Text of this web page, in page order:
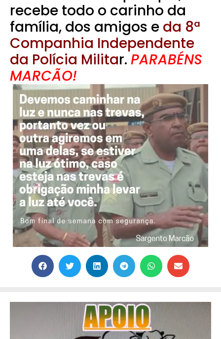
recebe todo o carinho da
família, dos amigos e da 8ª
Companhia Independente
da Polícia Militar. PARABÉNS
MARCÃO!